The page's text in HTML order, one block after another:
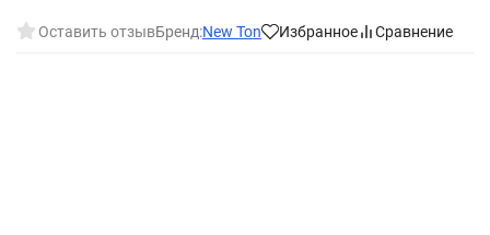
Оставить отзывБренд:New Ton Избранное Сравнение